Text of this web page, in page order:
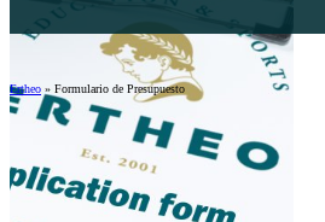
Ertheo » Formulario de Presupuesto